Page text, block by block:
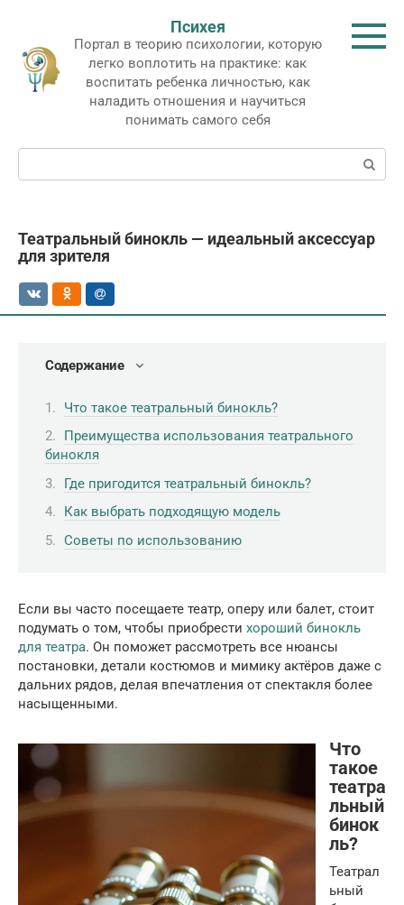
контенту
Психея
Портал в теорию психологии, которую
легко воплотить на практике: как
воспитать ребенка личностью, как
наладить отношения и научиться
понимать самого себя
Поиск:
Театральный бинокль — идеальный аксессуар
для зрителя
Содержание
Что такое театральный бинокль?
Преимущества использования театрального
бинокля
Где пригодится театральный бинокль?
Как выбрать подходящую модель
Советы по использованию
Если вы часто посещаете театр, оперу или балет, стоит
подумать о том, чтобы приобрести хороший бинокль
для театра. Он поможет рассмотреть все нюансы
постановки, детали костюмов и мимику актёров даже с
дальних рядов, делая впечатления от спектакля более
насыщенными.
Что
такое
театра
льный
бинок
ль?
Театрал
ьный